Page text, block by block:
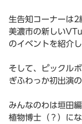
生告知コーナーは2
美濃市の新しい
のイベントを紹介
そして、ピックル
ぎふわっか初出演
みんなのわは垣田編
植物博士（？）に